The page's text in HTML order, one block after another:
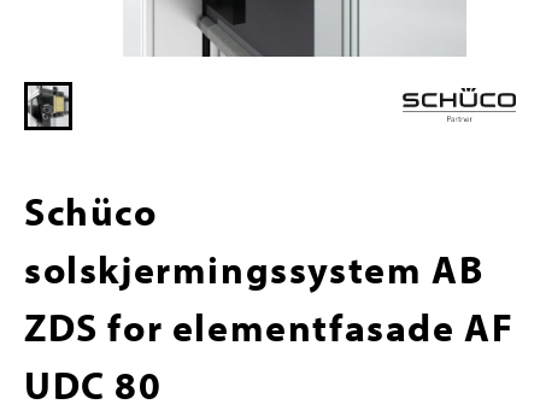
Schüco
solskjermingssystem AB
ZDS for elementfasade AF
UDC 80